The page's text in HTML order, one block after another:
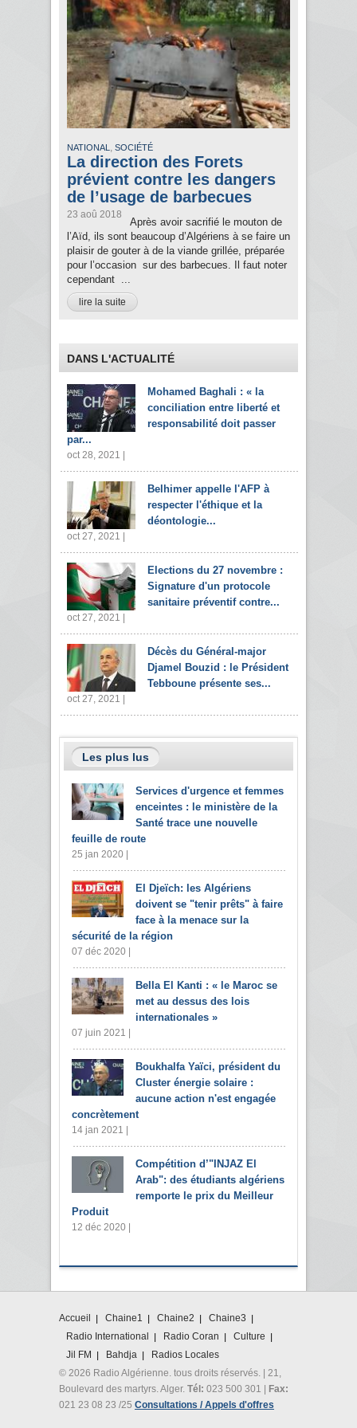
NATIONAL , SOCIÉTÉ
La direction des Forets
prévient contre les dangers
de l’usage de barbecues
23 aoû 2018
Après avoir sacrifié le mouton de
l’Aïd, ils sont beaucoup d’Algériens à se faire un
plaisir de gouter à de la viande grillée, préparée
pour l’occasion sur des barbecues. Il faut noter
cependant ...
lire la suite
DANS L'ACTUALITÉ
Mohamed Baghali : « la
conciliation entre liberté et
responsabilité doit passer
par...
oct 28, 2021 |
Belhimer appelle l'AFP à
respecter l'éthique et la
déontologie...
oct 27, 2021 |
Elections du 27 novembre :
Signature d'un protocole
sanitaire préventif contre...
oct 27, 2021 |
Décès du Général-major
Djamel Bouzid : le Président
Tebboune présente ses...
oct 27, 2021 |
Les plus lus
Services d'urgence et femmes
enceintes : le ministère de la
Santé trace une nouvelle
feuille de route
25 jan 2020 |
El Djeïch: les Algériens
doivent se "tenir prêts" à faire
face à la menace sur la
sécurité de la région
07 déc 2020 |
Bella El Kanti : « le Maroc se
met au dessus des lois
internationales »
07 juin 2021 |
Boukhalfa Yaïci, président du
Cluster énergie solaire :
aucune action n'est engagée
concrètement
14 jan 2021 |
Compétition d’"INJAZ El
Arab": des étudiants algériens
remporte le prix du Meilleur
Produit
12 déc 2020 |
Accueil Chaine1 Chaine2
Chaine3
Radio International
Radio Coran
Culture
Jil FM
Bahdja
Radios Locales
© 2026 Radio Algérienne. tous droits réservés. | 21,
Boulevard des martyrs. Alger. Tél: 023 500 301 |
Fax:
021 23 08 23 /25 Consultations / Appels d'offres